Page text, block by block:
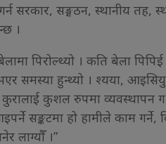
सरकार, सङ्गठन, स्थानीय तह,
।
पिरोल्थ्यो । कति बेला
समस्या हुन्थ्यो । श्यया,
कुरालाई कुशल रुपमा
सङ्कटमा हो हामीले काम
लाग्यौँ ।”